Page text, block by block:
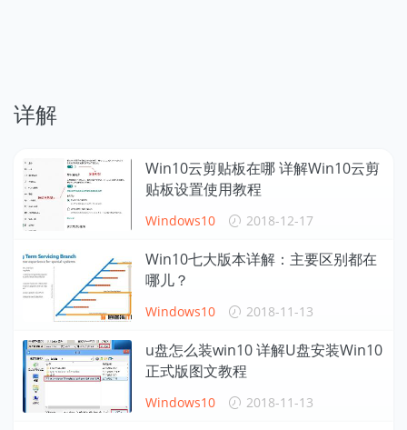
详解
Win10云剪贴板在哪 详解Win10云剪
贴板设置使用教程
Windows10 2018-12-17
Win10七大版本详解：主要区别都在
哪儿？
Windows10 2018-11-13
u盘怎么装win10 详解U盘安装Win10
正式版图文教程
Windows10 2018-11-13